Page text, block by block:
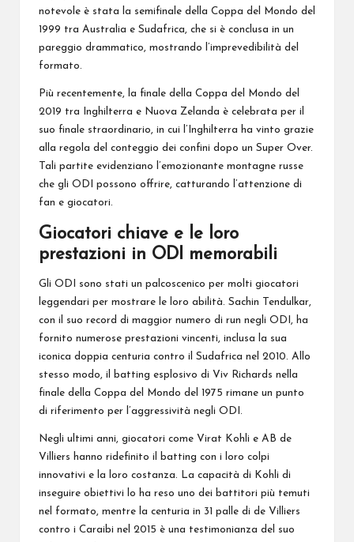
notevole è stata la semifinale della Coppa del Mondo del
1999 tra Australia e Sudafrica, che si è conclusa in un
pareggio drammatico, mostrando l’imprevedibilità del
formato.
Più recentemente, la finale della Coppa del Mondo del
2019 tra Inghilterra e Nuova Zelanda è celebrata per il
suo finale straordinario, in cui l’Inghilterra ha vinto grazie
alla regola del conteggio dei confini dopo un Super Over.
Tali partite evidenziano l’emozionante montagne russe
che gli ODI possono offrire, catturando l’attenzione di
fan e giocatori.
Giocatori chiave e le loro
prestazioni in ODI memorabili
Gli ODI sono stati un palcoscenico per molti giocatori
leggendari per mostrare le loro abilità. Sachin Tendulkar,
con il suo record di maggior numero di run negli ODI, ha
fornito numerose prestazioni vincenti, inclusa la sua
iconica doppia centuria contro il Sudafrica nel 2010. Allo
stesso modo, il batting esplosivo di Viv Richards nella
finale della Coppa del Mondo del 1975 rimane un punto
di riferimento per l’aggressività negli ODI.
Negli ultimi anni, giocatori come Virat Kohli e AB de
Villiers hanno ridefinito il batting con i loro colpi
innovativi e la loro costanza. La capacità di Kohli di
inseguire obiettivi lo ha reso uno dei battitori più temuti
nel formato, mentre la centuria in 31 palle di de Villiers
contro i Caraibi nel 2015 è una testimonianza del suo